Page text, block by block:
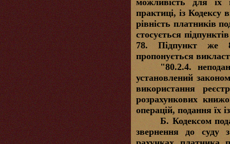
можливість для їх
практиці, із
рівність платників
стосується
78. Підпункт же
пропонується
"80.2.4.
установлений
використання
розрахункових
операцій, подання їх
Б.Кодексом
звернення до суду